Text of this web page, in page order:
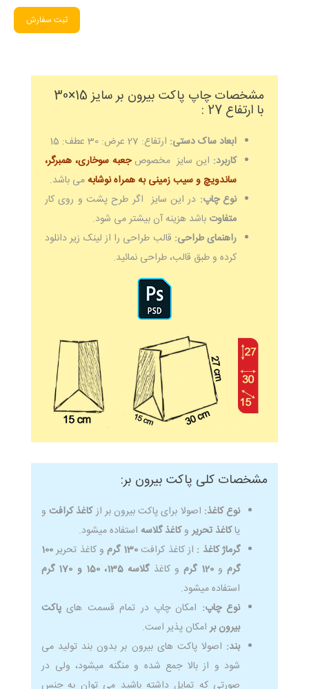
ثبت سفارش
مشخصات چاپ پاکت بیرون بر سایز 15×30
با ارتفاع 27 :
ابعاد ساک دستی: ارتفاع: 27 عرض: 30 عطف: 15
کاربرد: این سایز مخصوصجعبه سوخاری، همبرگر،
ساندویچ و سیب زمینی به همراه نوشابهمی باشد.
نوع چاپ: در این سایز اگر طرح پشت و روی کار
متفاوت باشد هزینه آن بیشتر می شود.
راهنمای طراحی: قالب طراحی را از لینک زیر دانلود
کرده و طبق قالب، طراحی نمائید.
مشخصات کلی پاکت بیرون بر:
نوع کاغذ: اصولا برای پاکت بیرون بر ازکاغذ کرافتو
یاکاغذ تحریر وکاغذ گلاسه استفاده میشود.
گرماژ کاغذ : از کاغذ کرافت130 گرم و کاغذ تحریر100
گرم و120 گرم و کاغذگلاسه 135، 150 و 170 گرم
استفاده میشود.
نوع چاپ: امکان چاپ در تمام قسمت های پاکت
بیرون بر امکان پذیر است.
بند: اصولا پاکت های بیرون بر بدون بند تولید می
شود و از بالا جمع شده و منگنه میشود، ولی در
صورتی که تمایل داشته باشید می توان به جنس